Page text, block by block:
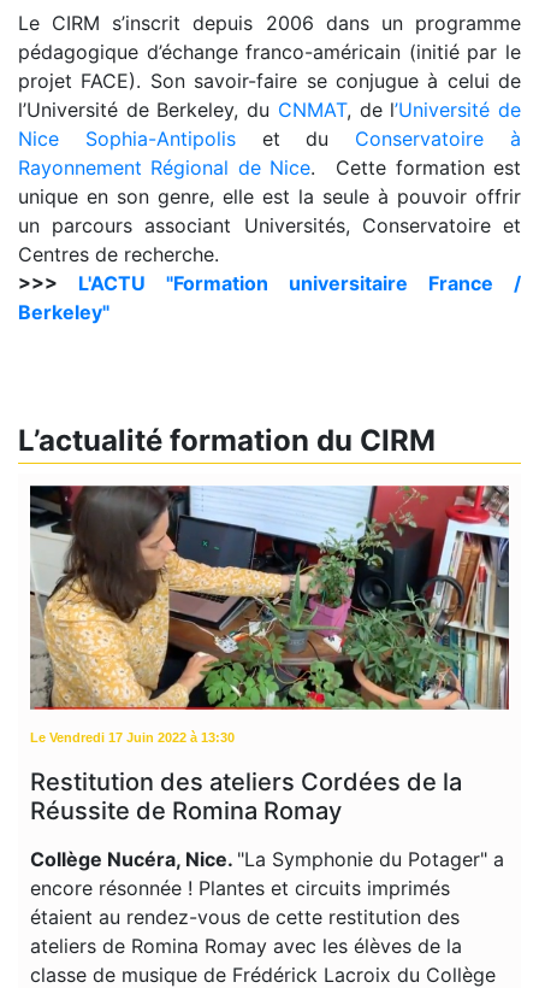
Le CIRM s’inscrit depuis 2006 dans un programme
pédagogique d’échange franco-américain (initié par le
projet FACE). Son savoir-faire se conjugue à celui de
l’Université de Berkeley, du CNMAT, de l’Université de
Nice Sophia-Antipoliset du Conservatoire à
Rayonnement Régional de Nice. Cette formation est
unique en son genre, elle est la seule à pouvoir offrir
un parcours associant Universités, Conservatoire et
Centres de recherche.
>>> L'ACTU "Formation universitaire France /
Berkeley"
L’actualité formation du CIRM
Le Vendredi 17 Juin 2022 à 13:30
Restitution des ateliers Cordées de la
Réussite de Romina Romay
Collège Nucéra, Nice. "La Symphonie du Potager" a
encore résonnée ! Plantes et circuits imprimés
étaient au rendez-vous de cette restitution des
ateliers de Romina Romay avec les élèves de la
classe de musique de Frédérick Lacroix du Collège